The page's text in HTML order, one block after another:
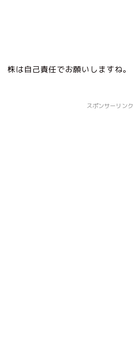
株は自己責任でお願いしますね。
スポンサーリンク